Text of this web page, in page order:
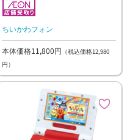
ちいかわフォン
本体価格11,800円 （税込価格12,980
円）